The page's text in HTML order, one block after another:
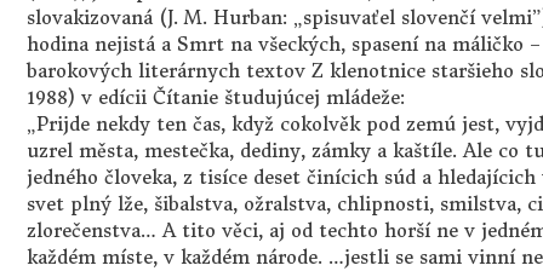
slovakizovaná (J. M. Hurban: „spisuvaťel slovenčí
hodina nejistá a Smrt na všeckých, spasení na máličko
barokových literárnych textov Z klenotnice staršieho
1988) v edícii Čítanie študujúcej mládeže:
„Prijde nekdy ten čas, když cokolvěk pod zemú jest,
uzrel města, mestečka, dediny, zámky a kaštíle. Ale co
jedného človeka, z tisíce deset činícich súd a
svet plný lže, šibalstva, ožralstva, chlipnosti, smilstva,
zlorečenstva… A tito věci, aj od techto horší ne v
každém míste, v každém národe. …jestli se sami vinní